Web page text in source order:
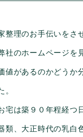
整理のお手伝いをさ
社のホームページを
値があるのかどう
宅は築９０年程経
類、大正時代の乳白